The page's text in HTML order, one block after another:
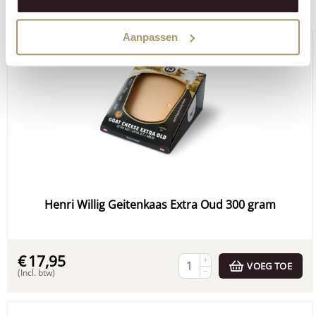
Aanpassen
Bestel via onze webshop
Henri Willig Geitenkaas Extra Oud 300 gram
€17,95
(Incl. btw)
+
−
VOEG TOE